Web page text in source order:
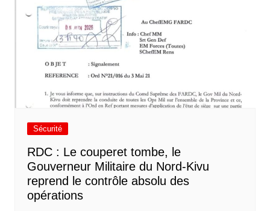
Sécurité
RDC : Le couperet tombe, le
Gouverneur Militaire du Nord-Kivu
reprend le contrôle absolu des
opérations